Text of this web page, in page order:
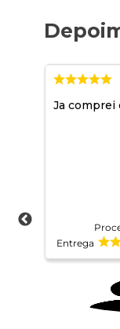
Ja comprei
Entrega